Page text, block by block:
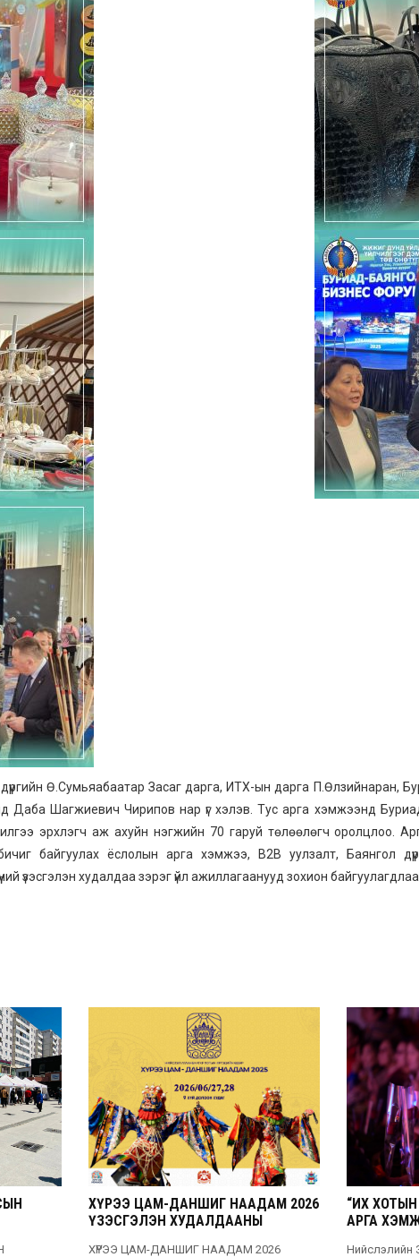
Ө.Сумьяабаатар Засаг дарга, ИТХ-ын дарга П.Өлзийнаран,
Даба Шагжиевич Чирипов нар үг хэлэв. Тус арга хэмжээнд
эрхлэгч аж ахуйн нэгжийн 70 гаруй төлөөлөгч оролцлоо.
байгуулах ёслолын арга хэмжээ, В2В уулзалт, Баянгол
үзэсгэлэн худалдаа зэрэг үйл ажиллагаанууд зохион
ХҮРЭЭ ЦАМ-ДАНШИГ НААДАМ 2026
ҮЗЭСГЭЛЭН ХУДАЛДААНЫ
ХҮРЭЭ ЦАМ-ДАНШИГ НААДАМ 2026
“ИХ
АРГА
Нийслэлийн